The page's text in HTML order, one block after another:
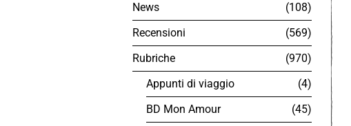
News
108
Recensioni
569
Rubriche
970
Appunti di viaggio
4
BD Mon Amour
45